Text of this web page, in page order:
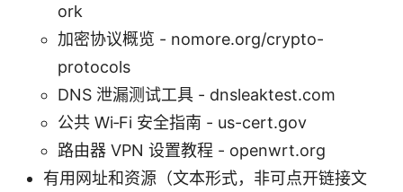
ork
加密协议概览 - nomore.org/crypto-
protocols
DNS 泄漏测试工具 - dnsleaktest.com
公共 Wi‑Fi 安全指南 - us-cert.gov
路由器 VPN 设置教程 - openwrt.org
有用网址和资源（文本形式，非可点开链接文